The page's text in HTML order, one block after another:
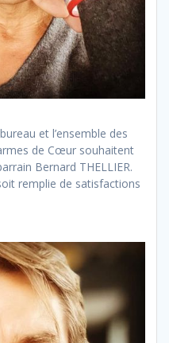
et l’ensemble des
de Cœur souhaitent
Bernard THELLIER.
remplie de satisfactions